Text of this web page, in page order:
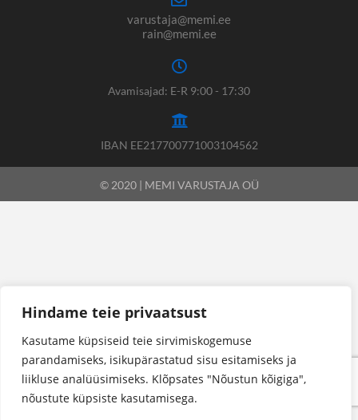
Hindame teie privaatsust
Kasutame küpsiseid teie sirvimiskogemuse
parandamiseks, isikupärastatud sisu esitamiseks ja
liikluse analüüsimiseks. Klõpsates "Nõustun kõigiga",
nõustute küpsiste kasutamisega.
varustaja@memi.ee
rain@memi.ee
Avamisajad: E-R 9:00 - 17:30
IBAN EE217700771003104562
© 2020 | MEMI VARUSTAJA OÜ